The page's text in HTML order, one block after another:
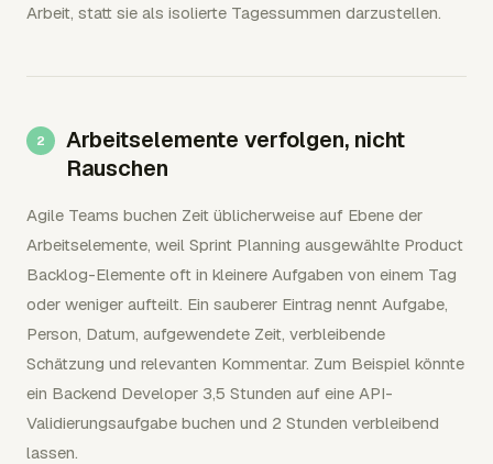
Arbeit, statt sie als isolierte Tagessummen darzustellen.
Arbeitselemente verfolgen, nicht
Rauschen
Agile Teams buchen Zeit üblicherweise auf Ebene der
Arbeitselemente, weil Sprint Planning ausgewählte Product
Backlog-Elemente oft in kleinere Aufgaben von einem Tag
oder weniger aufteilt. Ein sauberer Eintrag nennt Aufgabe,
Person, Datum, aufgewendete Zeit, verbleibende
Schätzung und relevanten Kommentar. Zum Beispiel könnte
ein Backend Developer 3,5 Stunden auf eine API-
Validierungsaufgabe buchen und 2 Stunden verbleibend
lassen.